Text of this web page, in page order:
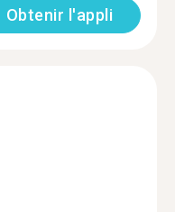
Obtenir l'appli